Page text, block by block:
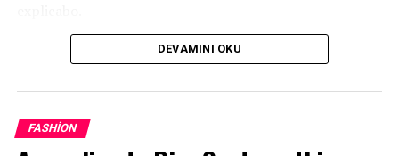
nihil impedit quo minus idquod maxime placeat
facere possimus, omnis voluptas assumenda est, omnis
dolor repellendus.
“Duis aute irure dolor in
reprehenderit in voluptate
velit esse cillum dolore eu
DEVAMINI OKU
FASHION